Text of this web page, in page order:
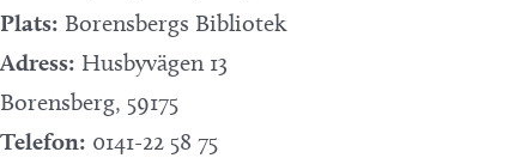
Plats: Borensbergs Bibliotek
Adress: Husbyvägen 13
Borensberg, 59175
Telefon: 0141-22 58 75